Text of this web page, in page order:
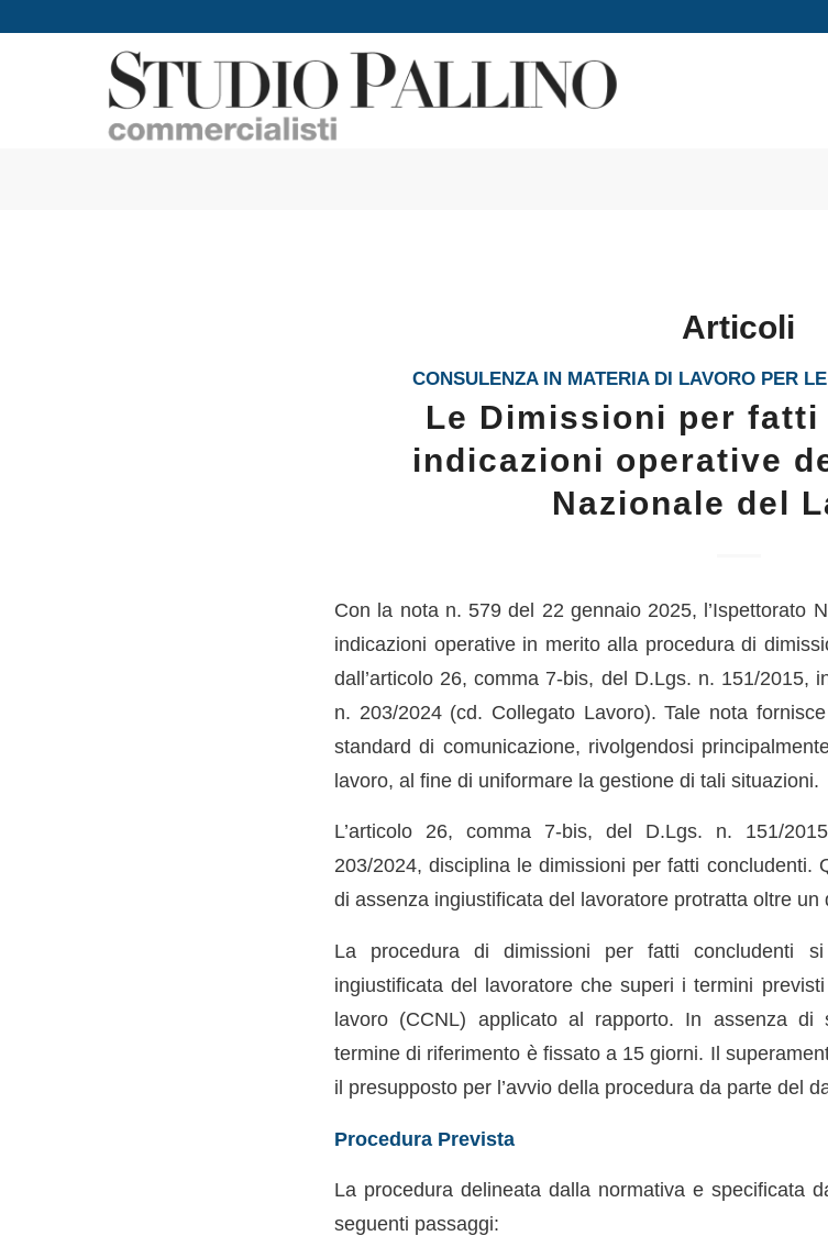
Articoli
CONSULENZA IN MATERIA DI LAVORO PER
Le Dimissioni per
indicazioni operative
Nazionale del
Con la nota n. 579 del 22 gennaio 2025, l’Ispettorato
indicazioni operative in merito alla procedura di
dall’articolo 26, comma 7-bis, del D.Lgs. n. 151/2015,
n. 203/2024 (cd. Collegato Lavoro). Tale nota
standard di comunicazione, rivolgendosi
lavoro, al fine di uniformare la gestione di tali situazioni.
L’articolo 26, comma 7-bis, del D.Lgs. n. 151/
203/2024, disciplina le dimissioni per fatti concludenti.
di assenza ingiustificata del lavoratore protratta oltre un
La procedura di dimissioni per fatti concludenti
ingiustificata del lavoratore che superi i termini
lavoro (CCNL) applicato al rapporto. In assenza di
termine di riferimento è fissato a 15 giorni. Il
il presupposto per l’avvio della procedura da parte del
Procedura Prevista
La procedura delineata dalla normativa e specificata
seguenti passaggi: